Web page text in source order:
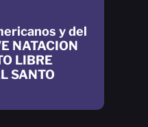
y del
NATACION
LIBRE
SANTO